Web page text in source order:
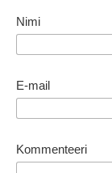
Nimi
E-mail
Kommenteeri